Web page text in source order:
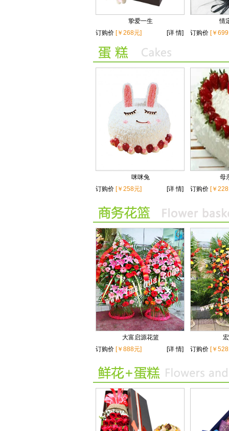
挚爱一生
订购价 [￥268元] [详 情]
情
订购价 [￥
咪咪兔
订购价 [￥258元] [详 情]
母
订购价 [￥
大富启源花篮
订购价 [￥888元] [详 情]
订购价 [￥